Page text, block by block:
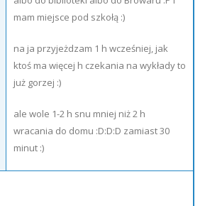
mam miejsce pod szkołą :)
na ja przyjeżdzam 1 h wcześniej, jak
ktoś ma więcej h czekania na wykłady to
już gorzej :)
ale wole 1-2 h snu mniej niż 2 h
wracania do domu :D:D:D zamiast 30
minut :)